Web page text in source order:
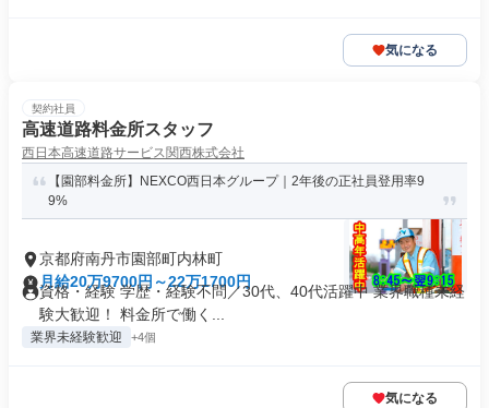
気になる
契約社員
高速道路料金所スタッフ
西日本高速道路サービス関西株式会社
【園部料金所】NEXCO西日本グループ｜2年後の正社員登用率9
9%
京都府南丹市園部町内林町
月給20万9700円～22万1700円
資格・経験 学歴・経験不問／30代、40代活躍中 業界職種未経
験大歓迎！ 料金所で働く...
業界未経験歓迎 +4個
気になる